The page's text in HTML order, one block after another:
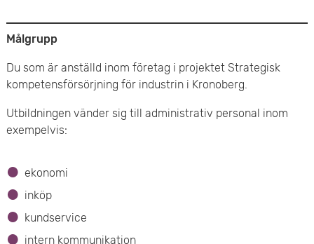
Målgrupp
Du som är anställd inom företag i projektet Strategisk
kompetensförsörjning för industrin i Kronoberg.
Utbildningen vänder sig till administrativ personal inom
exempelvis:
ekonomi
inköp
kundservice
intern kommunikation